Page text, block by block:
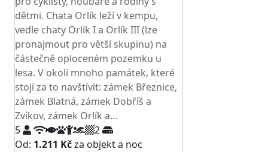
dětmi. Chata Orlík leží v kempu,
vedle chaty Orlík I a Orlík III (lze
pronajmout pro větší skupinu) na
částečně oploceném pozemku u
lesa. V okolí mnoho památek, které
stojí za to navštívit: zámek Březnice,
zámek Blatná, zámek Dobříš a
Zvíkov, zámek Orlík a...
5
2
Od: 1.211 Kčza objekt a noc